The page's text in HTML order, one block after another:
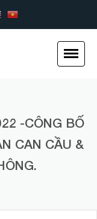
Xây dựng -Hải
-CÔNG BỐ
CAN CẦU &